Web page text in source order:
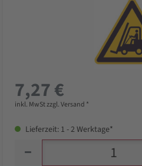
7,27 €
inkl. MwSt zzgl. Versand *
Lieferzeit: 1 - 2 Werktage*